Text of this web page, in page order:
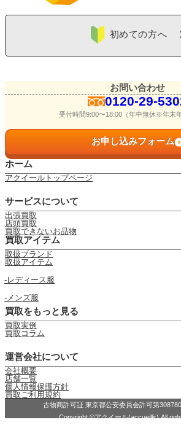
初めての方へ
お問い合わせ
0120-29-
受付時間9:00〜18:00（年中無休※年末年
お申し込みフォーム
ホーム
アクイールトップページ
サービスについて
出張買取
店頭買取
買取できないお品物
買取アイテム
取扱ブランド
取扱アイテム
レディース服
メンズ服
買取をもっと見る
買取実例
買取コラム
運営会社について
会社概要
店舗一覧
個人情報保護方針
買取ご利用規約
古物商許可証 東京都公安委員会許可第
Copyright ©アクイール(accueillir) All